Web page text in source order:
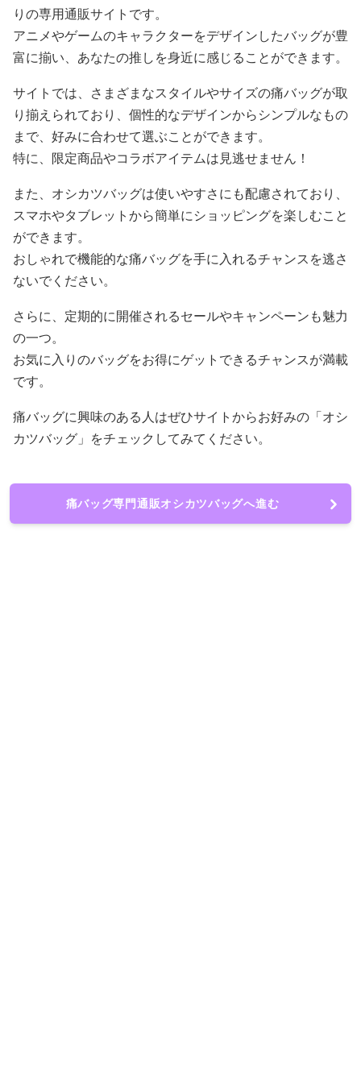
りの専用通販サイトです。
アニメやゲームのキャラクターをデザインしたバッグが豊
富に揃い、あなたの推しを身近に感じることができます。
サイトでは、さまざまなスタイルやサイズの痛バッグが取
り揃えられており、個性的なデザインからシンプルなもの
まで、好みに合わせて選ぶことができます。
特に、限定商品やコラボアイテムは見逃せません！
また、オシカツバッグは使いやすさにも配慮されており、
スマホやタブレットから簡単にショッピングを楽しむこと
ができます。
おしゃれで機能的な痛バッグを手に入れるチャンスを逃さ
ないでください。
さらに、定期的に開催されるセールやキャンペーンも魅力
の一つ。
お気に入りのバッグをお得にゲットできるチャンスが満載
です。
痛バッグに興味のある人はぜひサイトからお好みの「オシ
カツバッグ」をチェックしてみてください。
痛バッグ専門通販オシカツバッグへ進む